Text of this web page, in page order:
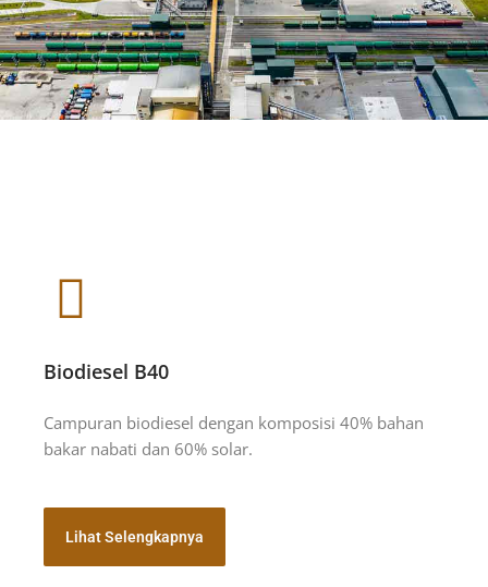
Biodiesel B40
Campuran biodiesel dengan komposisi 40% bahan
bakar nabati dan 60% solar.
Lihat Selengkapnya